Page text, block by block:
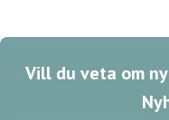
Vill du veta om